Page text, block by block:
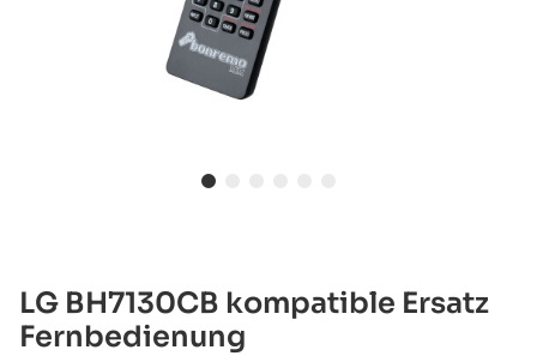
LG BH7130CB kompatible Ersatz
Fernbedienung